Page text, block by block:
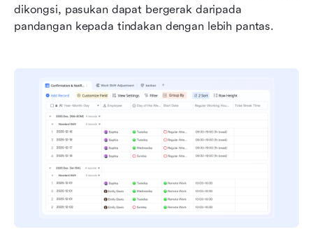
dikongsi, pasukan dapat bergerak daripada
pandangan kepada tindakan dengan lebih pantas.